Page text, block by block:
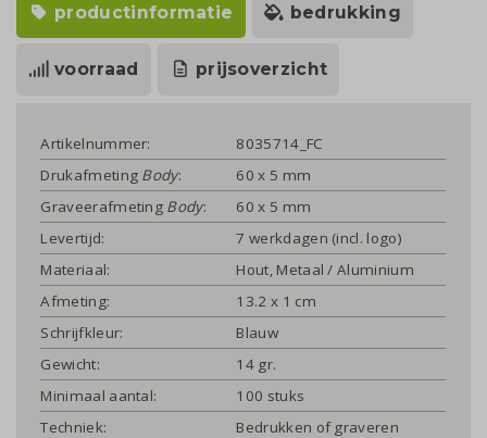
productinformatie bedrukking
voorraad prijsoverzicht
Artikelnummer:
8035714_FC
Drukafmeting Body:
60 x 5 mm
Graveerafmeting Body:
60 x 5 mm
Levertijd:
7 werkdagen (incl. logo)
Materiaal:
Hout, Metaal / Aluminium
Afmeting:
13.2 x 1 cm
Schrijfkleur:
Blauw
Gewicht:
14 gr.
Minimaal aantal:
100 stuks
Techniek:
Bedrukken of graveren